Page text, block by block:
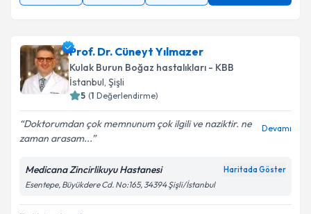
Prof. Dr. Cüneyt Yılmazer
Kulak Burun Boğaz hastalıkları - KBB
İstanbul, Şişli
5 (1 Değerlendirme)
Doktorumdan çok memnunum çok ilgili ve naziktir. ne
zaman arasam...
Devamı
Medicana Zincirlikuyu Hastanesi Haritada Göster
Esentepe, Büyükdere Cd. No:165, 34394 Şişli/İstanbul